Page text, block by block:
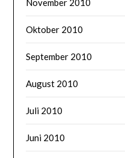
November 2010
Oktober 2010
September 2010
August 2010
Juli 2010
Juni 2010